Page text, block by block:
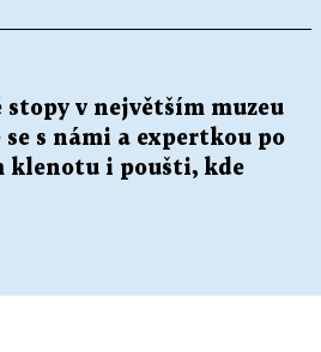
stopy v největším muzeu
s námi a expertkou po
klenotu i poušti, kde